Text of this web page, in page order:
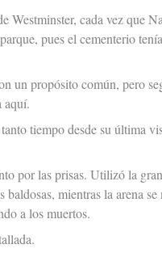
Westminster, cada vez que
pues el cementerio
un propósito común, pero
aquí.
tiempo desde su última
por las prisas. Utilizó la
mientras la arena
a los muertos.